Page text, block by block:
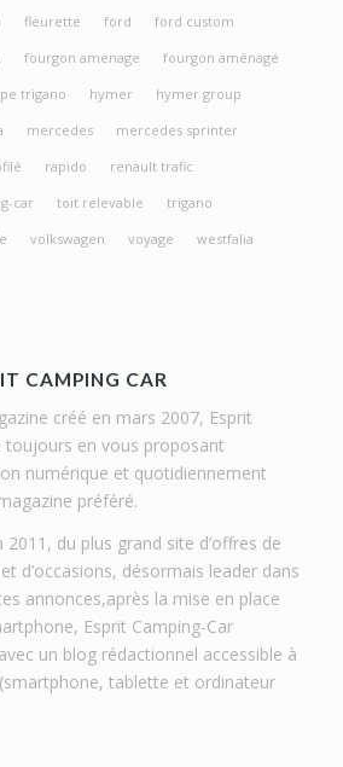
fleurette ford
ford custom
fourgon amenage
fourgon aménagé
trigano hymer
hymer group
mercedes
mercedes sprinter
rapido
renault trafic
car
toit relevable
trigano
volkswagen voyage westfalia
CAMPING CAR
créé en mars 2007, Esprit
toujours en vous proposant
numérique et quotidiennement
préféré.
du plus grand site d’offres de
d’occasions, désormais leader dans
annonces,après la mise en place
Esprit Camping-Car
un blog rédactionnel accessible à
tablette et ordinateur